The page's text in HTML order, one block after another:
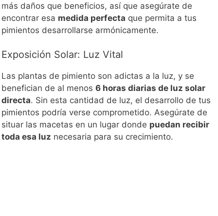
más daños que beneficios, así que asegúrate de
encontrar esa medida perfecta que permita a tus
pimientos desarrollarse armónicamente.
Exposición Solar: Luz Vital
Las plantas de pimiento son adictas a la luz, y se
benefician de al menos 6 horas diarias de luz solar
directa. Sin esta cantidad de luz, el desarrollo de tus
pimientos podría verse comprometido. Asegúrate de
situar las macetas en un lugar donde puedan recibir
toda esa luz necesaria para su crecimiento.